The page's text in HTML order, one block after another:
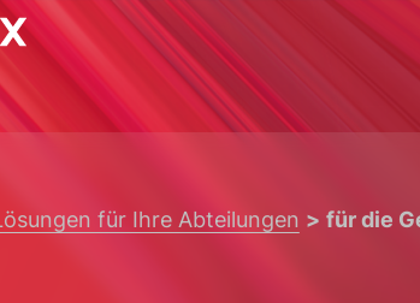
für Ihre Abteilungen für die